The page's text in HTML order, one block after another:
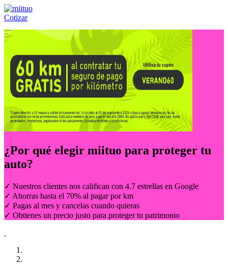
Cotizar
Llámanos al:(55) 84-21-05-00 ó
¿Por qué elegir miituo para proteger tu
auto?
✓ Nuestros clientes nos califican con 4.7 estrellas en Google
✓ Ahorras hasta el 70% al pagar por km
✓ Pagas al mes y cancelas cuando quieras
✓ Obtienes un precio justo para proteger tu patrimonio